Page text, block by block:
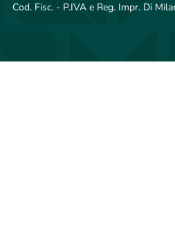
Cod. Fisc. - P.IVA e Reg. Impr. Di